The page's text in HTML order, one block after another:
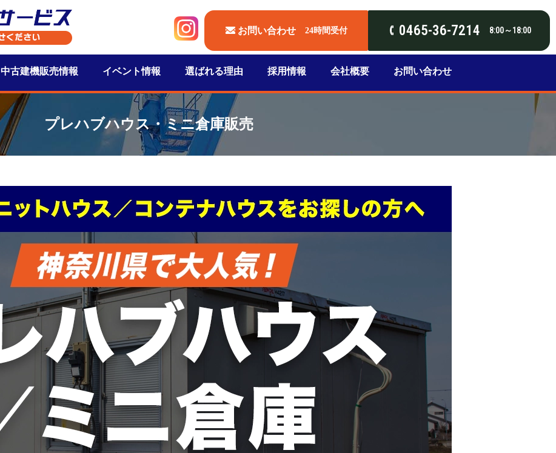
お問い合わせ 24時間受付 0465-36-7214 8:00～18:00
中古建機販売情報 イベント情報 選ばれる理由 採用情報 会社概要 お問い合わせ
プレハブハウス・ミニ倉庫販売